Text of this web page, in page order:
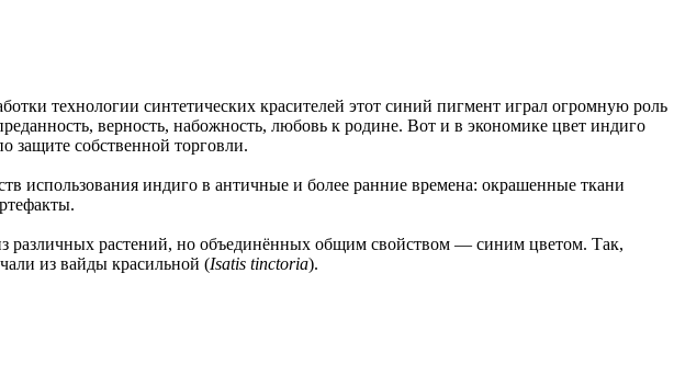
технологии синтетических красителей этот синий пигмент играл огромную роль
верность, набожность, любовь к родине. Вот и в экономике цвет индиго
защите собственной торговли.
использования индиго в античные и более ранние времена: окрашенные ткани
различных растений, но объединённых общим свойством — синим цветом. Так,
из вайды красильной (Isatis tinctoria).